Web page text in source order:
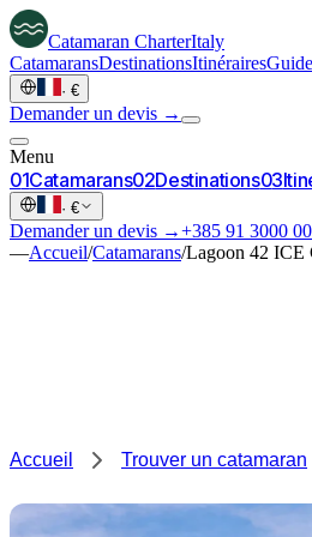
Catamaran CharterItaly
CatamaransDestinationsItinéraires
· €
Demander un devis →
Menu
01Catamarans02Destinations03
· €
Demander un devis →+385 91 3000
—Accueil/Catamarans/Lagoon 42 ICE
Accueil Trouver un catamaran